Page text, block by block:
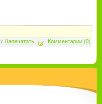
Напечатать Комментарии (0)